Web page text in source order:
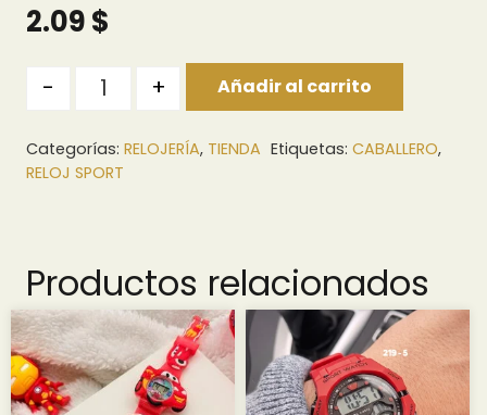
2.09$
- + Añadir al carrito
Categorías: RELOJERÍA, TIENDA Etiquetas: CABALLERO,
RELOJ SPORT
Productos relacionados